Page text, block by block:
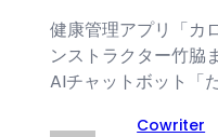
健康管理アプリ「カ
ンストラクター竹脇
AIチャットボット「
Cowriter